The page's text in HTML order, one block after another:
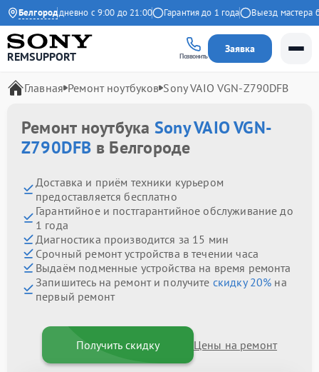
Белгород
Ежедневно с 9:00 до 21:00 Гарантия до 1 года Выезд мастера
REMSUPPORT Позвонить
Заявка
Главная Ремонт ноутбуков Sony VAIO VGN-Z790DFB
Ремонт ноутбука Sony VAIO VGN-
Z790DFB в Белгороде
Доставка и приём техники курьером
предоставляется бесплатно
Гарантийное и постгарантийное обслуживание до
1 года
Диагностика производится за 15 мин
Срочный ремонт устройства в течении часа
Выдаём подменные устройства на время ремонта
Запишитесь на ремонт и получите скидку 20% на
первый ремонт
Получить скидку Цены на ремонт